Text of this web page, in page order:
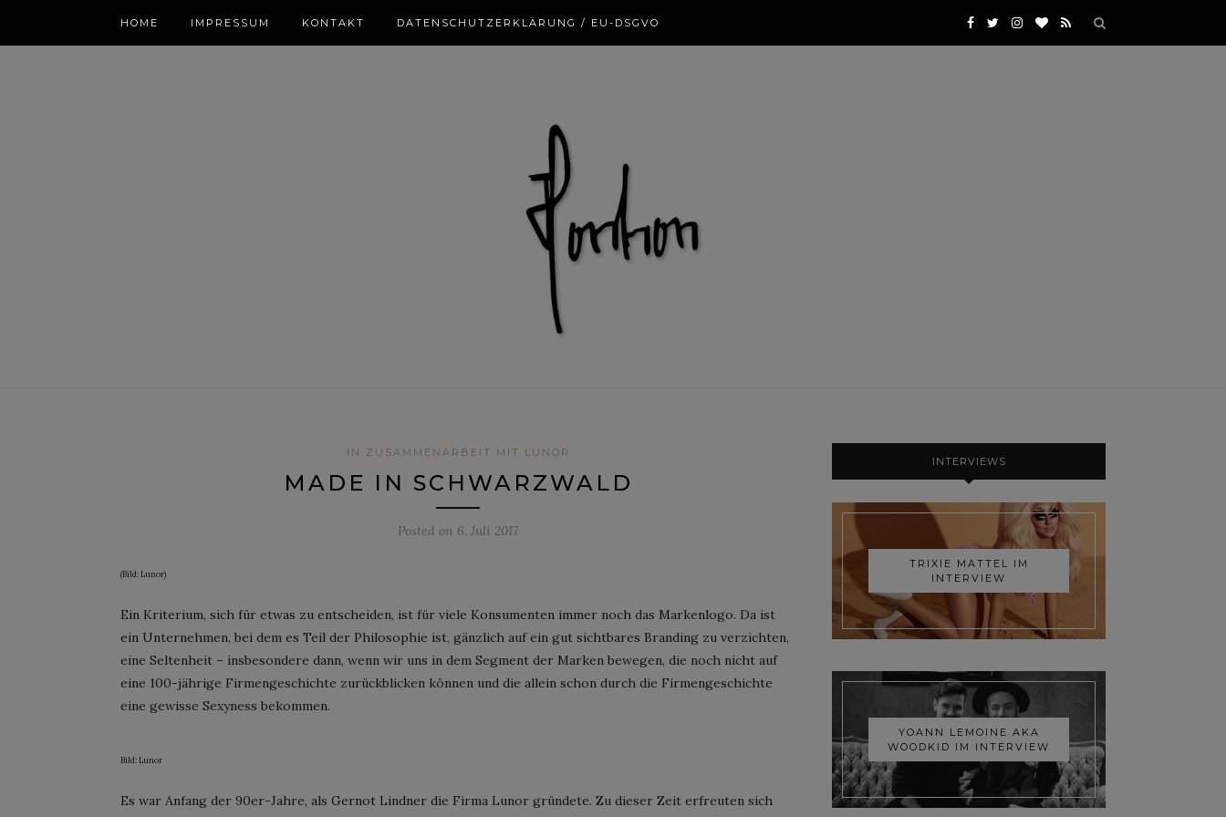
HOME IMPRESSUM KONTAKT DATENSCHUTZERKLÄRUNG / EU-DSGVO
IN ZUSAMMENARBEIT MIT LUNOR
MADE IN SCHWARZWALD
Posted on 6. Juli 2017
(Bild: Lunor)
Ein Kriterium, sich für etwas zu entscheiden, ist für viele Konsumenten immer noch das Markenlogo. Da ist
ein Unternehmen, bei dem es Teil der Philosophie ist, gänzlich auf ein gut sichtbares Branding zu verzichten,
eine Seltenheit – insbesondere dann, wenn wir uns in dem Segment der Marken bewegen, die noch nicht auf
eine 100-jährige Firmengeschichte zurückblicken können und die allein schon durch die Firmengeschichte
eine gewisse Sexyness bekommen.
Bild: Lunor
Es war Anfang der 90er-Jahre, als Gernot Lindner die Firma Lunor gründete. Zu dieser Zeit erfreuten sich
INTERVIEWS
TRIXIE MATTEL IM
INTERVIEW
YOANN LEMOINE AKA
WOODKID IM INTERVIEW